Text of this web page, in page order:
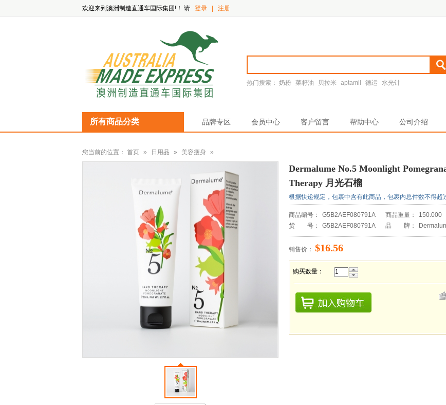
欢迎来到澳洲制造直通车国际集团!！ 请 登录 注册
热门搜索： 奶粉 菜籽油 贝拉米 aptamil 德运 水光针
所有商品分类 品牌专区 会员中心 客户留言 帮助中心 公司介绍
您当前的位置： 首页 » 日用品 » 美容瘦身 »
Dermalume No.5 Moonlight
Therapy 月光石榴
根据快递规定，包裹中含有此商品，包裹内总件数不得超
商品编号： G5B2AEF080791A 商品重量： 150.000
货 号：
G5B2AEF080791A 品 牌：
销售价： $16.56
购买数量：